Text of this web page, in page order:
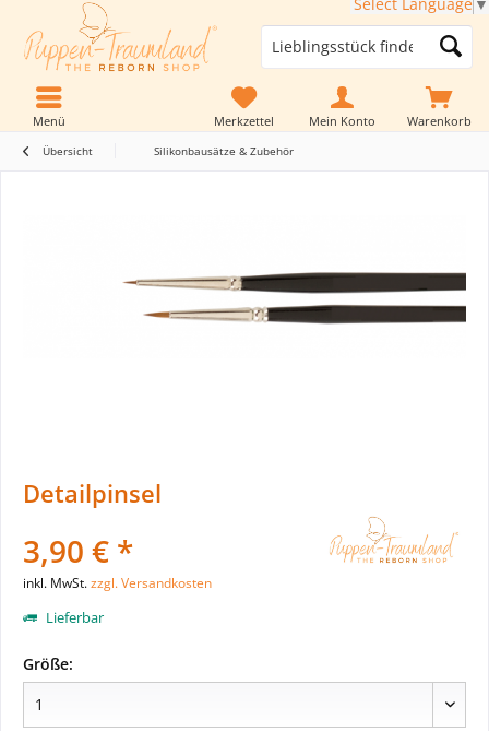
Warenkorb
Merkzettel Mein Konto
Menü
Übersicht Silikonbausätze & Zubehör
Detailpinsel
3,90 € *
inkl. MwSt.zzgl. Versandkosten
Lieferbar
Größe: